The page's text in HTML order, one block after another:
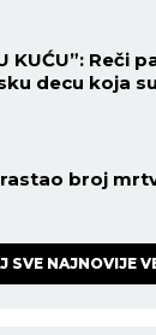
KUĆU”: Reči
decu koja
broj
SVE NAJNOVIJE